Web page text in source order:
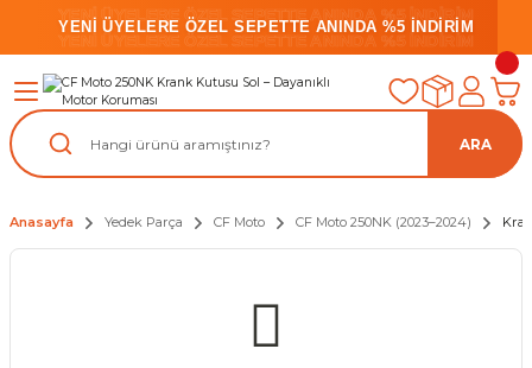
YENİ ÜYELERE ÖZEL SEPETTE ANINDA %5 İNDİRİM
YENİ ÜYELERE ÖZEL SEPETTE ANINDA %5 İNDİRİM
YENİ ÜYELERE ÖZEL SEPETTE ANINDA %5 İNDİRİM
ARA
Anasayfa Yedek Parça CF Moto CF Moto 250NK (2023–2024)